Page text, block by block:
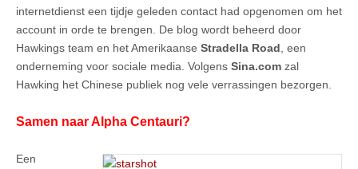
internetdienst een tijdje geleden contact had opgenomen om het
account in orde te brengen. De blog wordt beheerd door
Hawkings team en het Amerikaanse Stradella Road , een
onderneming voor sociale media. Volgens Sina.com zal
Hawking het Chinese publiek nog vele verrassingen bezorgen.
Samen naar Alpha Centauri?
Een